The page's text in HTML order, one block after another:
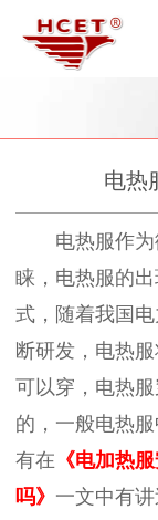
电热
电热服作
睐，电热服的
式，随着我国
断研发，电热
可以穿，电热
的，一般电热
有在 《电加热
吗》 一文中有